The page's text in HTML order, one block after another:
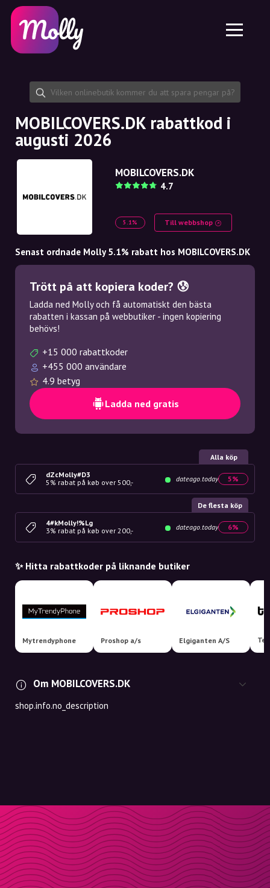
Hudvård
Hårvård
Dela rabattkod
Funktioner
Jobb
Om oss
Samarbete
Plattform
Molly till iPhone och iPad
Molly till Android
SE
EN
SE
NO
NL
MOBILCOVERS.DK rabattkod i
augusti 2026
MOBILCOVERS.DK
4.7
5.1% Till webbshop
Senast ordnade Molly 5.1% rabatt hos MOBILCOVERS.DK
Trött på att kopiera koder? 😰
Ladda ned Molly och få automatiskt den bästa
rabatten i kassan på webbutiker - ingen kopiering
behövs!
+15 000 rabattkoder
+455 000 användare
4.9 betyg
Ladda ned gratis
Alla köp
dZcMolly#D3
5% rabat på køb over 500,-
dateago.today 5%
De flesta köp
4#kMolly!%Lg
3% rabat på køb over 200,-
dateago.today 6%
✨ Hitta rabattkoder på liknande butiker
Mytrendyphone Proshop a/s Elgiganten A/S
Om MOBILCOVERS.DK
shop.info.no_description